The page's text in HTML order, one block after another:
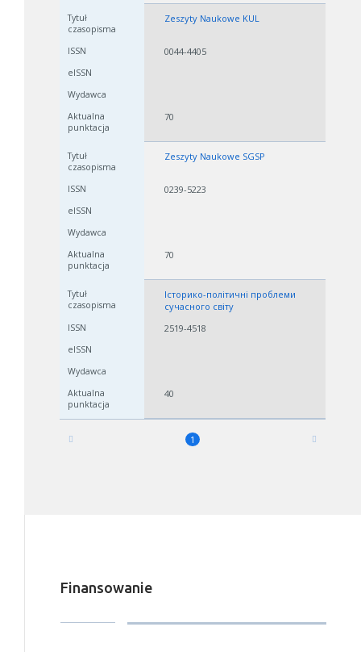
Zeszyty Naukowe KUL
0044-4405
70
Zeszyty Naukowe SGSP
0239-5223
70
Історико-політичні проблеми
сучасного світу
2519-4518
40
1
Finansowanie